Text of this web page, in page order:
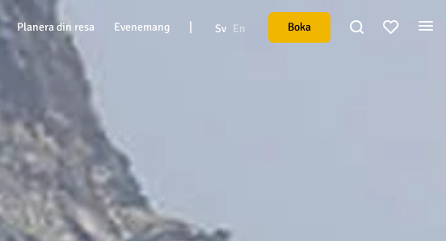
Planera din resa Evenemang | Sv En Boka